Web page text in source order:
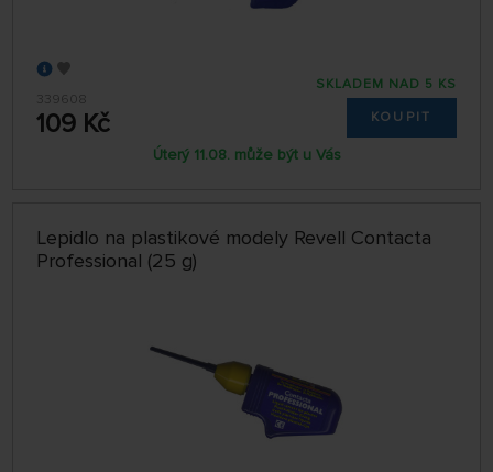
339608
109 Kč
SKLADEM NAD 5 KS
KOUPIT
Úterý 11.08. může být u Vás
Lepidlo na plastikové modely Revell Contacta
Professional (25 g)